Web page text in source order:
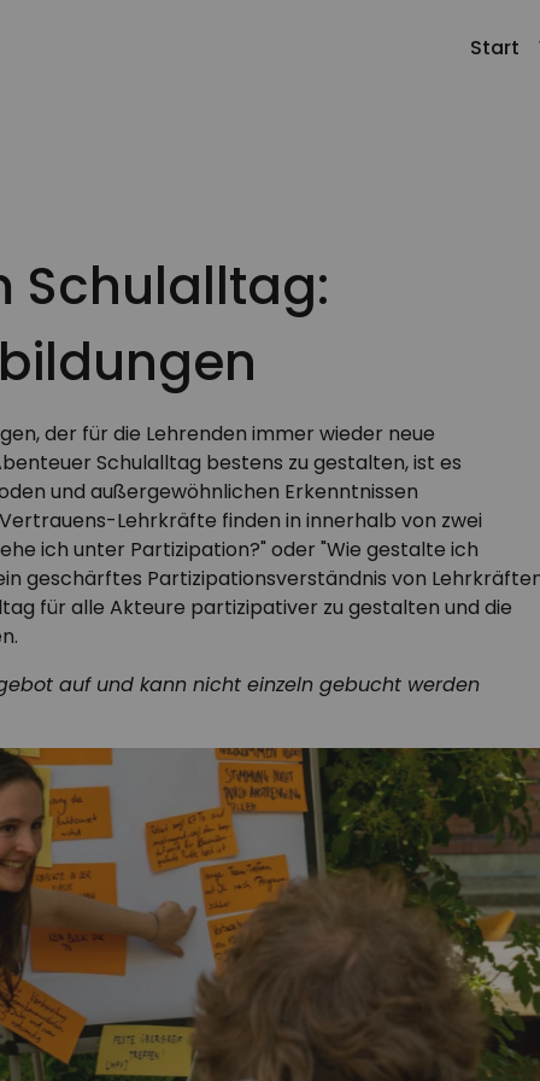
Start
Alle Angebote
Schulalltag:
der für die Lehrenden immer wieder neue
Schulalltag bestens zu gestalten, ist es
und außergewöhnlichen Erkenntnissen
Lehrkräfte finden in innerhalb von zwei
ich unter Partizipation?" oder "Wie gestalte ich
geschärftes Partizipationsverständnis von
für alle Akteure partizipativer zu gestalten und die
auf und kann nicht einzeln gebucht werden